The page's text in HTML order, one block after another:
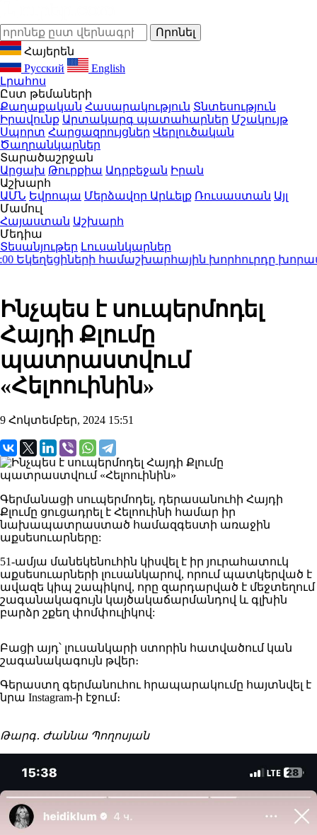
Հայերեն
Русский
English
Լրահոս
Ըստ թեմաների
Քաղաքական Հասարակություն Տնտեսություն
Իրավունք Արտակարգ պատահարներ Մշակույթ
Սպորտ Հարցազրույցներ Վերլուծական
Ծաղրանկարներ
Տարածաշրջան
Արցախ Թուրքիա Ադրբեջան Իրան
Աշխարհ
ԱՄՆ Եվրոպա Մերձավոր Արևելք Ռուսաստան Այլ
Մամուլ
Հայաստան Աշխարհ
Մեդիա
Տեսանյութեր Լուսանկարներ
համաշխարհային խորհուրդը
Ինչպես է սուպերմոդել
Հայդի Քլումը
պատրաստվում
«Հելոուինին»
9 Հոկտեմբեր, 2024 15:51
Գերմանացի սուպերմոդել, դերասանուհի Հայդի
Քլումը ցուցադրել է Հելոուինի համար իր
նախապատրաստած համազգեստի առաջին
աքսեսուարները:
51-ամյա մանեկենուհին կիսվել է իր յուրահատուկ
աքսեսուարների լուսանկարով, որում պատկերված է
ավազե կիպ շապիկով, որը զարդարված է մեջտեղում
շագանակագույն կայծակաճարմանդով և գլխին
բարձր շքեղ փոմփուլիկով:
Բացի այդ՝ լուսանկարի ստորին հատվածում կան
շագանակագույն թվեր։
Գերաստղ գերմանուհու հրապարակումը հայտնվել է
նրա Instagram-ի էջում։
Թարգ․ Ժաննա Պողոսյան